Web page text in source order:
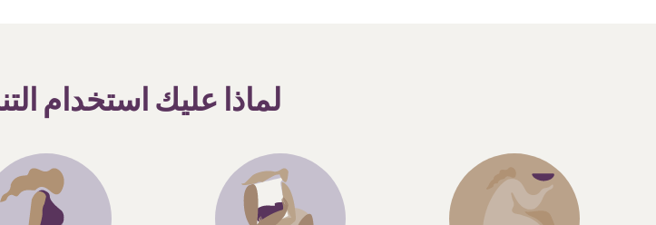
لماذا عليك استخدام